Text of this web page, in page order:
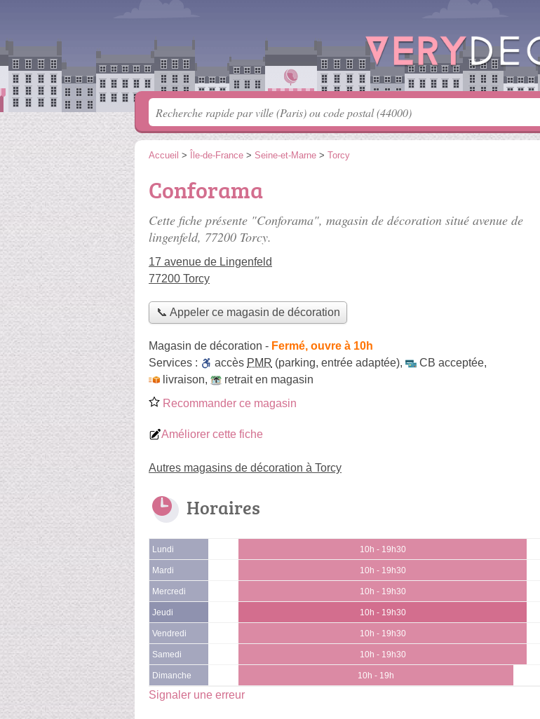
Accueil > Île-de-France > Seine-et-Marne > Torcy
Conforama
Cette fiche présente "Conforama", magasin de décoration situé avenue de
lingenfeld, 77200 Torcy.
17 avenue de Lingenfeld
77200 Torcy
📞 Appeler ce magasin de décoration
Magasin de décoration - Fermé, ouvre à 10h
Services :
accès PMR (parking, entrée adaptée), CB acceptée,
livraison,
retrait en magasin
Recommander ce magasin
Améliorer cette fiche
Autres magasins de décoration à Torcy
Horaires
Lundi 10h - 19h30
Mardi 10h - 19h30
Mercredi 10h - 19h30
Jeudi 10h - 19h30
Vendredi 10h - 19h30
Samedi 10h - 19h30
Dimanche 10h - 19h
Signaler une erreur